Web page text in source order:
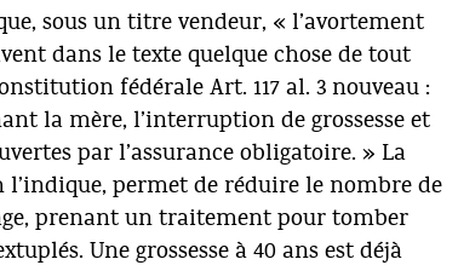
sous un titre vendeur, « l’avortement
dans le texte quelque chose de tout
fédérale Art. 117 al. 3 nouveau :
la mère, l’interruption de grossesse et
par l’assurance obligatoire. » La
permet de réduire le nombre de
prenant un traitement pour tomber
Une grossesse à 40 ans est déjà